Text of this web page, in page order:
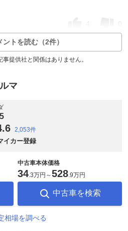
トを読む（2件）
提供社と関係はありません。
マ
6 2,053件
イカー登録
中古車本体価格
34.3万円 ～528.9万円
中古車を検索
相場を調べる